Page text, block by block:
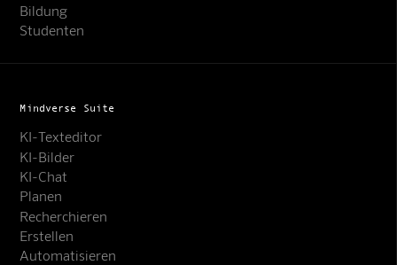
Bildung
Studenten
Mindverse Suite
KI-Texteditor
KI-Bilder
KI-Chat
Planen
Recherchieren
Erstellen
Automatisieren